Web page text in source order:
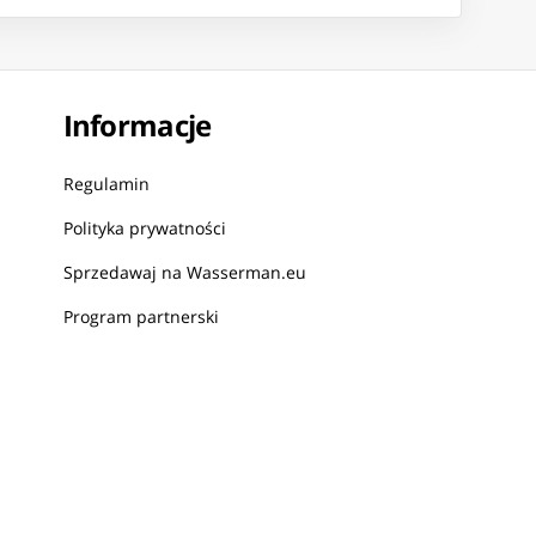
Informacje
Regulamin
Polityka prywatności
Sprzedawaj na Wasserman.eu
Program partnerski